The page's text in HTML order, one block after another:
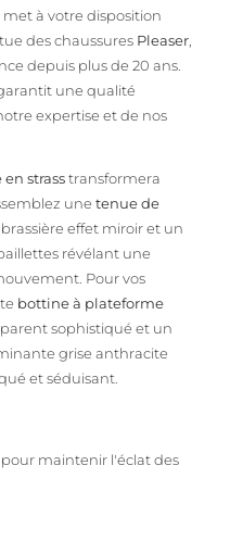
met à votre disposition
des chaussures Pleaser
depuis plus de 20 ans.
une qualité
expertise et de nos
strasstransformera
une tenue de
effet miroir et un
révélant une
Pour vos
bottine à plateforme
sophistiqué et un
grise anthracite
et séduisant.
maintenir l'éclat des